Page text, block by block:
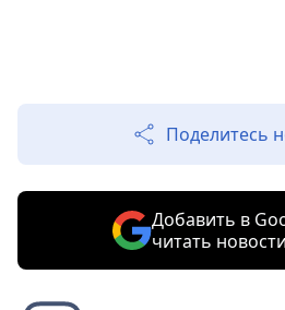
Поделитесь
Добавить в
читать